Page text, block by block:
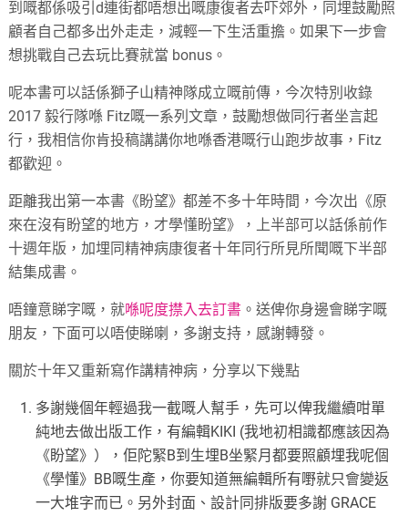
到嘅都係吸引d連街都唔想出嘅康復者去吓郊外，同埋鼓勵照
顧者自己都多出外走走，減輕一下生活重擔。如果下一步會
想挑戰自己去玩比賽就當 bonus。
呢本書可以話係獅子山精神隊成立嘅前傳，今次特別收錄
2017 毅行隊喺 Fitz嘅一系列文章，鼓勵想做同行者坐言起
行，我相信你肯投稿講講你地喺香港嘅行山跑步故事，Fitz
都歡迎。
距離我出第一本書《盼望》都差不多十年時間，今次出《原
來在沒有盼望的地方，才學懂盼望》，上半部可以話係前作
十週年版，加埋同精神病康復者十年同行所見所聞嘅下半部
結集成書。
唔鐘意睇字嘅，就喺呢度㩒入去訂書 。送俾你身邊會睇字嘅
朋友，下面可以唔使睇喇，多謝支持，感謝轉發。
關於十年又重新寫作講精神病，分享以下幾點
多謝幾個年輕過我一截嘅人幫手，先可以俾我繼續咁單
純地去做出版工作，有編輯KIKI (我地初相識都應該因為
《盼望》），佢陀緊B到生埋B坐緊月都要照顧埋我呢個
《學懂》BB嘅生產，你要知道無編輯所有嘢就只會變返
一大堆字而已。另外封面、設計同排版要多謝 GRACE